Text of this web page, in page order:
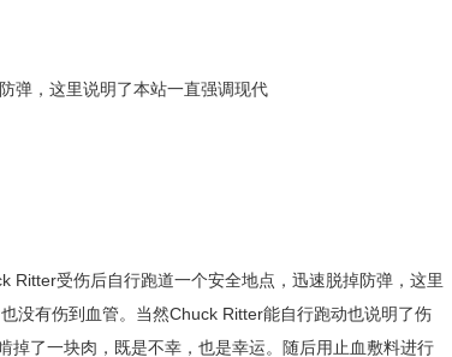
弹，这里说明了本站一直强调现代
Ritter受伤后自行跑道一个安全地点，迅速脱掉防弹，这里
没有伤到血管。当然Chuck Ritter能自行跑动也说明了伤
掉了一块肉，既是不幸，也是幸运。随后用止血敷料进行